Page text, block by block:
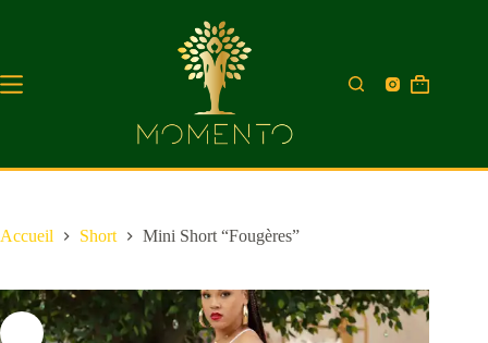
Accueil Short Mini Short “Fougères”